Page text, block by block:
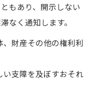
もあり、開示しない
なく通知します。
財産その他の権利利
支障を及ぼすおそれ